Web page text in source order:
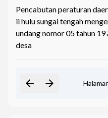
Pencabutan peraturan
ii hulu sungai tengah
undang nomor 05 tahun
desa
arrow_back arrow_forward